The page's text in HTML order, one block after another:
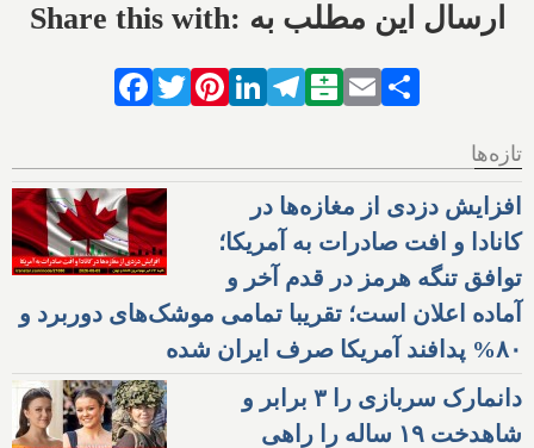
Share this with: ارسال این مطلب به
Facebook
TwitterPinterestLinkedIn
Telegram
Balatarin
Email
تازه‌ها
افزایش دزدی از مغازه‌ها در
کانادا و افت صادرات به آمریکا؛
توافق تنگه هرمز در قدم آخر و
آماده اعلان است؛ تقریبا تمامی موشک‌های دوربرد و
۸۰% پدافند آمریکا صرف ایران شده
دانمارک سربازی را ۳ برابر و
شاهدخت ۱۹ ساله را راهی